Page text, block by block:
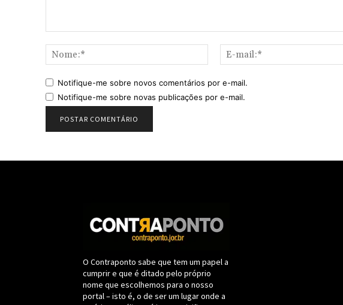
Nome:*
Notifique-me sobre novos comentários por e-mail.
Notifique-me sobre novas publicações por e-mail.
O Contraponto sabe que tem um papel a
cumprir e que é ditado pelo próprio
nome que escolhemos para o nosso
portal – isto é, o de ser um lugar onde a